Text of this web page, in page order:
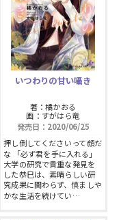
いつわりの甘い囁き
著：橘かおる
画：すがはら竜
発売日：2020/06/25
押し倒してくださいって顔だ
な 「必ず君を手に入れる」
大学の研究で貴重な発見を
した恭巳は、素晴らしい研
究成果に関わらず、慎ましや
かな生活を続けてい…